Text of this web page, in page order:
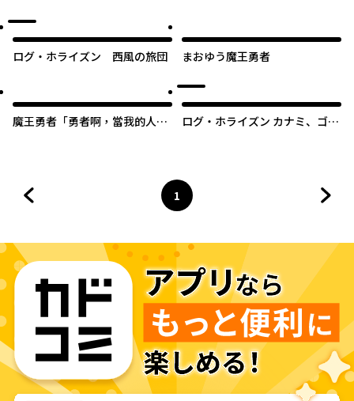
る！」
ログ・ホライズン 西風の旅団 まおゆう魔王勇者
魔王勇者「勇者啊，當我的人
ログ・ホライズン カナミ、ゴ
ページ
1
へ